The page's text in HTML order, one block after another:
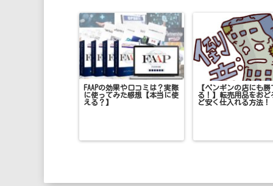
FAAPの効果や口コミは？実際
に使ってみた感想【本当に使
える？】
【ペンギンの店にも勝
る！】転売用品をおど
ど安く仕入れる方法！